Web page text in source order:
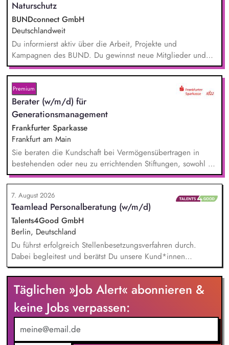
Naturschutz
BUNDconnect GmbH
Deutschlandweit
Du informierst aktiv über die Arbeit, Projekte und
Kampagnen des BUND. Du gewinnst neue Mitglieder und
stärkst damit langfristig den Umwelt- und Naturschutz. Du
beantwortest Fragen zu Umwelt-, Arten- und Klimaschutz nach
bestem Wissen und Gewissen. Du unterstützt Kampagnen
und Aktionen, beispielsweise durch das Sammeln von
Unterschriften für Petitionen.
Premium
Berater (w/m/d) für
Generationsmanagement
Frankfurter Sparkasse
Frankfurt am Main
Sie beraten die Kundschaft bei Vermögensübertragen in
bestehenden oder neu zu errichtenden Stiftungen, sowohl zu
Lebzeiten als auch im Rahmen der Nachlassplanung. Sie
übernehmen eigenverantwortlich alle relevanten Aufgaben
bei der Testamentsvollstreckung und Nachlassverwaltung. Sie
wirken aktiv an Werbemaßnahmen im Stiftungs- und
Nachlassmanagement mit, auch in kreativer Hinsicht.
7. August 2026
Teamlead Personalberatung (w/m/d)
Talents4Good GmbH
Berlin, Deutschland
Du führst erfolgreich Stellenbesetzungsverfahren durch.
Dabei begleitest und berätst Du unsere Kund*innen
partnerschaftlich – vom Auftaktbriefing bis zur erfolgreichen
Besetzung. Du hältst die Fäden in unserem Team
Personalberatung zusammen und bist erste*r
Ansprechpartner*in sowie wichtigste*r Sparringspartner*in
für drei Kolleg*innen. Zudem bist Du Teil des Leitungskreises
zur strategischen Weiterentwicklung von Talents4Good.
Täglichen »Job Alert« abonnieren &
keine Jobs verpassen: